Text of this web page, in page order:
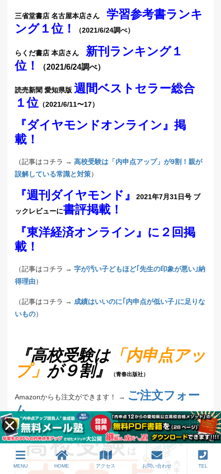
三省堂書店 名古屋本店さん 学習参考書ランキ
ング１位！
（2021/6/24調べ）
らくだ書店 本店さん 新刊ランキング１
位！
（2021/6/24調べ）
読売新聞 愛知県版 週間ベストセラー総合
１位 （2021/6/11〜17）
『ダイヤモンドオンライン』掲
載！
（記事はコチラ → 高校受験は「内申点アップ」が9割！親が
誤解している常識と対策）
『週刊ダイヤモンド』
2021年7月31日号 ブ
ックレビューに書評掲載！
『東洋経済オンライン』に２回掲
載！
（記事はコチラ → 字が汚い子どもほど｢先生の印象が悪い｣納
得理由）
（記事はコチラ → 成績はいいのに｢内申点が低い子｣に足りな
いもの）
『高校受験は「内申点アッ
プ」 が９割』 （青春出版社）
Amazonからも注文ができます！ → ご注文フォー
ム
MENU HOME アクセス お問い合わせ TEL